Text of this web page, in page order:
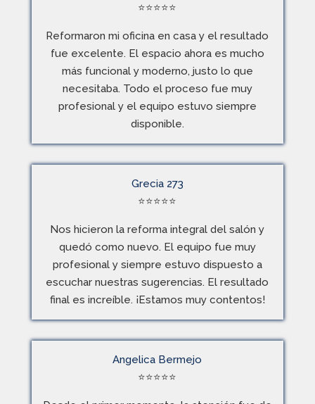
⭐⭐⭐⭐⭐
Reformaron mi oficina en casa y el resultado
fue excelente. El espacio ahora es mucho
más funcional y moderno, justo lo que
necesitaba. Todo el proceso fue muy
profesional y el equipo estuvo siempre
disponible.
Grecia 273
⭐⭐⭐⭐⭐
Nos hicieron la reforma integral del salón y
quedó como nuevo. El equipo fue muy
profesional y siempre estuvo dispuesto a
escuchar nuestras sugerencias. El resultado
final es increíble. ¡Estamos muy contentos!
Angelica Bermejo
⭐⭐⭐⭐⭐